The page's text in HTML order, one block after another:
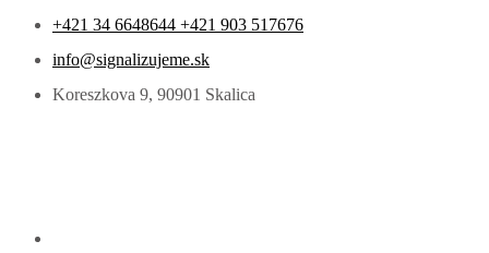
+421 34 6648644 +421 903 517676
info@signalizujeme.sk
Koreszkova 9, 90901 Skalica